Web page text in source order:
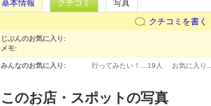
基本情報 クチコミ
写真
クチコミを書く
じぶんのお気に入り:
メモ:
みんなのお気に入り: 行ってみたい！… 19人 お気に入り…
このお店・スポットの写真